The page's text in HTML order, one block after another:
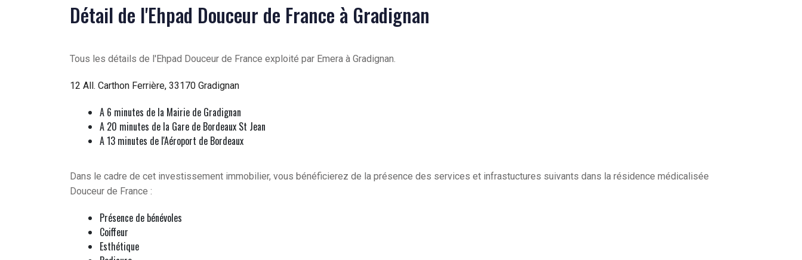
Détail de l'Ehpad Douceur de France à Gradignan
Tous les détails de l'Ehpad Douceur de France exploité par Emera à Gradignan.
12 All. Carthon Ferrière, 33170 Gradignan
A 6 minutes de la Mairie de Gradignan
A 20 minutes de la Gare de Bordeaux St Jean
A 13 minutes de l'Aéroport de Bordeaux
Dans le cadre de cet investissement immobilier, vous bénéficierez de la présence des services et infrastuctures suivants dans la résidence médicalisée
Douceur de France :
Présence de bénévoles
Coiffeur
Esthétique